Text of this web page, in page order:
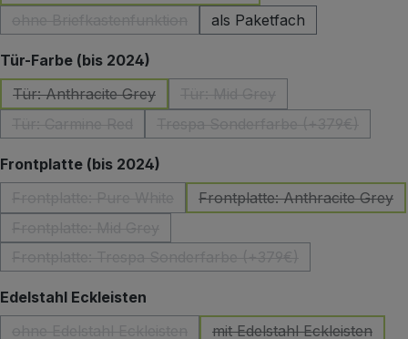
(Diese Option ist zurzeit nicht verfügbar.)
als Paketfach
Tür-Farbe (bis 2024)
Tür: Anthracite Grey
(Diese Option ist zurzeit nicht verfügbar.)
(Diese Option ist zurzeit nicht verfügbar.)(Diese Option ist zurzeit
Frontplatte (bis 2024)
(Diese Option ist zurzeit nicht verfügbar.)
Frontplatte: Anthracite Grey
(Diese Option ist
(Diese Option ist zurzeit nicht verfügbar.)
(Diese Option ist zurzeit nicht verfügbar.)
Edelstahl Eckleisten
mit Edelstahl Eckleisten